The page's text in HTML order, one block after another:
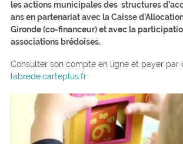
les actions municipales des structures
ans en partenariat avec la Caisse
Gironde (co-financeur) et avec la
associations brédoises.
Consulter son compte en ligne et payer par
labrede.carteplus.fr